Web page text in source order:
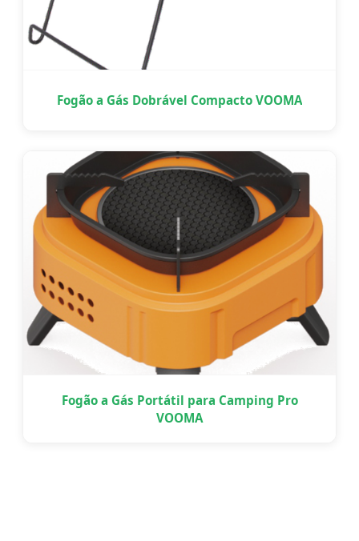
Fogão a Gás Dobrável Compacto VOOMA
Fogão a Gás Portátil para Camping Pro
VOOMA